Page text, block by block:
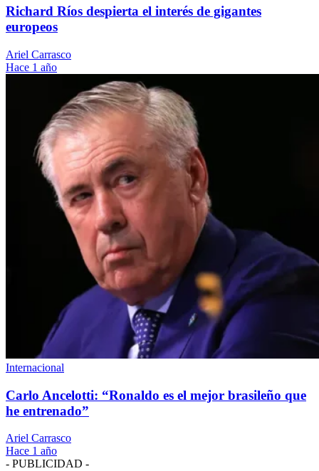
Richard Ríos despierta el interés de gigantes
europeos
Ariel Carrasco
Hace 1 año
Internacional
Carlo Ancelotti: “Ronaldo es el mejor brasileño que
he entrenado”
Ariel Carrasco
Hace 1 año
- PUBLICIDAD -